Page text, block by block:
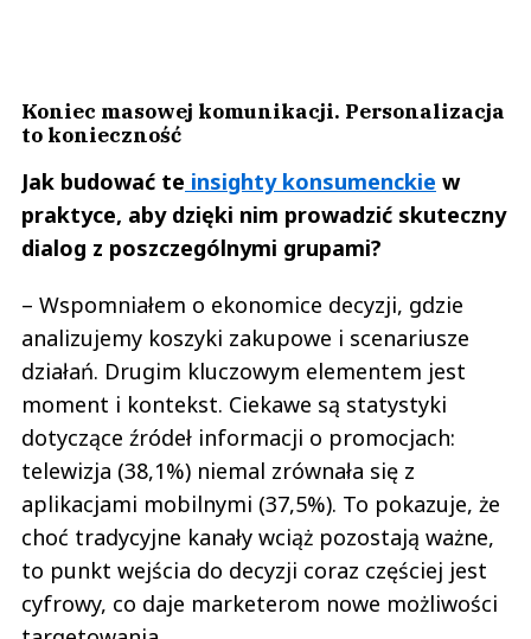
Koniec masowej komunikacji. Personalizacja
to konieczność
Jak budować te insighty konsumenckie w
praktyce, aby dzięki nim prowadzić skuteczny
dialog z poszczególnymi grupami?
– Wspomniałem o ekonomice decyzji, gdzie
analizujemy koszyki zakupowe i scenariusze
działań. Drugim kluczowym elementem jest
moment i kontekst. Ciekawe są statystyki
dotyczące źródeł informacji o promocjach:
telewizja (38,1%) niemal zrównała się z
aplikacjami mobilnymi (37,5%). To pokazuje, że
choć tradycyjne kanały wciąż pozostają ważne,
to punkt wejścia do decyzji coraz częściej jest
cyfrowy, co daje marketerom nowe możliwości